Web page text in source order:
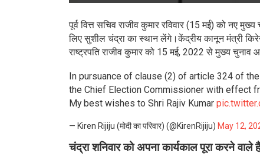
पूर्व वित्त सचिव राजीव कुमार रविवार (15 मई) को नए
लिए सुशील चंद्रा का स्थान लेंगे।केंद्रीय कानून मंत्री
राष्ट्रपति राजीव कुमार को 15 मई, 2022 से मुख्य
In pursuance of clause (2) of article 324 of
the Chief Election Commissioner with effect
My best wishes to Shri Rajiv Kumar
— Kiren Rijiju (मोदी का परिवार) (@KirenRijiju) May 12,
चंद्रा शनिवार को अपना कार्यकाल पूरा करने वाले